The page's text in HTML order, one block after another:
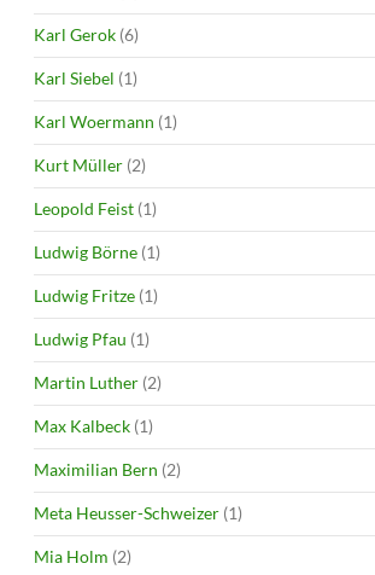
Karl Gerok (6)
Karl Siebel (1)
Karl Woermann (1)
Kurt Müller (2)
Leopold Feist (1)
Ludwig Börne (1)
Ludwig Fritze (1)
Ludwig Pfau (1)
Martin Luther (2)
Max Kalbeck (1)
Maximilian Bern (2)
Meta Heusser-Schweizer (1)
Mia Holm (2)